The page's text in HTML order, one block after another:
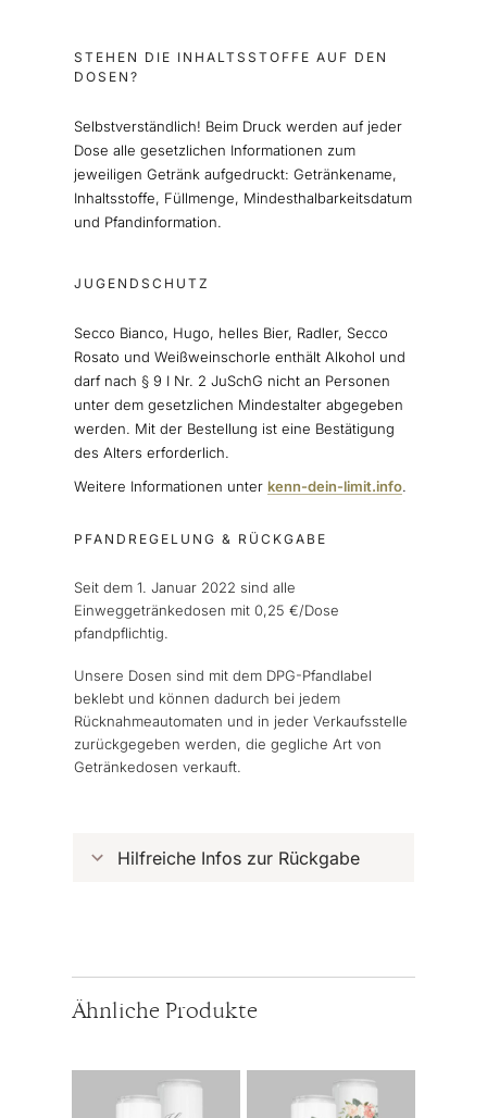
STEHEN DIE INHALTSSTOFFE AUF DEN
DOSEN?
Selbstverständlich! Beim Druck werden auf jeder
Dose alle gesetzlichen Informationen zum
jeweiligen Getränk aufgedruckt: Getränkename,
Inhaltsstoffe, Füllmenge, Mindesthalbarkeitsdatum
und Pfandinformation.
JUGENDSCHUTZ
Secco Bianco, Hugo, helles Bier, Radler, Secco
Rosato und Weißweinschorle enthält Alkohol und
darf nach § 9 I Nr. 2 JuSchG nicht an Personen
unter dem gesetzlichen Mindestalter abgegeben
werden. Mit der Bestellung ist eine Bestätigung
des Alters erforderlich.
Weitere Informationen unter kenn-dein-limit.info.
PFANDREGELUNG & RÜCKGABE
Seit dem 1. Januar 2022 sind alle
Einweggetränkedosen mit 0,25 €/Dose
pfandpflichtig.
Unsere Dosen sind mit dem DPG-Pfandlabel
beklebt und können dadurch bei jedem
Rücknahmeautomaten und in jeder Verkaufsstelle
zurückgegeben werden, die gegliche Art von
Getränkedosen verkauft.
Hilfreiche Infos zur Rückgabe
Ähnliche Produkte
Produkt
Produkt